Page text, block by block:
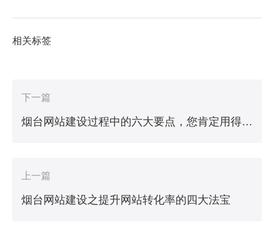
相关标签
下一篇
烟台网站建设过程中的六大要点，您肯定用得到！
上一篇
烟台网站建设之提升网站转化率的四大法宝